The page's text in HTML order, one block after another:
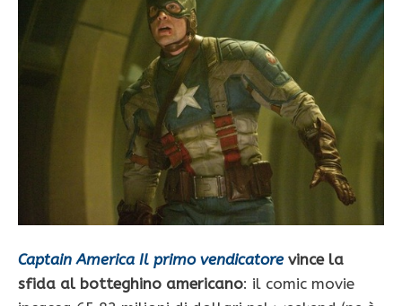
Captain America Il primo vendicatorevince la
sfida al botteghino americano: il comic movie